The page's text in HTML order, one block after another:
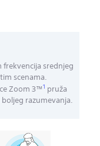
srednjeg
scenama.
Zoom 3™1 pruža
razumevanja.